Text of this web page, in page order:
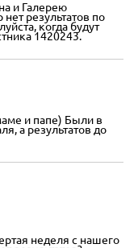
и Галерею
результатов по
когда будут
1420243.
и папе) Были в
а результатов до
неделя с нашего